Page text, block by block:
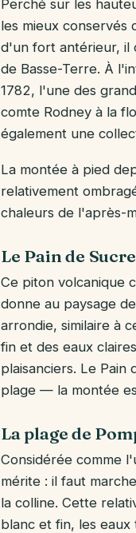
Perché sur les
les mieux conservés
d'un fort antérieur, il
de Basse-Terre. À
1782, l'une des
comte Rodney à la
également une
La montée à pied
relativement
chaleurs de l'après-
Le Pain de Sucre
Ce piton volcanique
donne au paysage
arrondie, similaire à
fin et des eaux
plaisanciers. Le
plage — la montée
La plage de
Considérée comme
mérite : il faut
la colline. Cette
blanc et fin, les